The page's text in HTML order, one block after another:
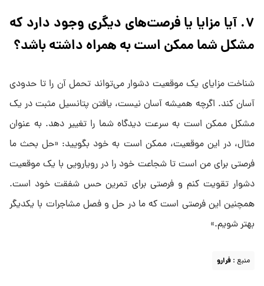
۷. آیا مزایا یا فرصت‌های دیگری وجود دارد که
مشکل شما ممکن است به همراه داشته باشد؟
شناخت مزایای یک موقعیت دشوار می‌تواند تحمل آن را تا حدودی
آسان کند. اگرچه همیشه آسان نیست، یافتن پتانسیل مثبت در یک
مشکل ممکن است به سرعت دیدگاه شما را تغییر دهد. به عنوان
مثال، در این موقعیت، ممکن است به خود بگویید: «حل بحث ما
فرصتی برای من است تا شجاعت خود را در رویارویی با یک موقعیت
دشوار تقویت کنم و فرصتی برای تمرین حس شفقت خود است.
همچنین این فرصتی است که ما در حل و فصل مشاجرات با یکدیگر
بهتر شویم.»
منبع : فرارو